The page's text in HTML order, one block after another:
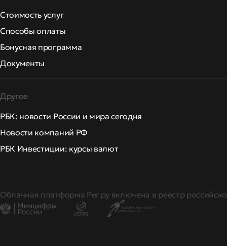
Стоимость услуг
Способы оплаты
Бонусная программа
Документы
Другое
РБК: новости России и мира сегодня
Новости компаний РФ
РБК Инвестиции: курсы валют
Облачная платформа Рег.ру включена в реестр